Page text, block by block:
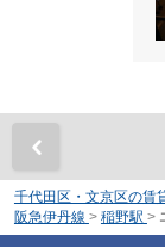
千代田区・文京区の賃
阪急伊丹線 > 稲野駅 >